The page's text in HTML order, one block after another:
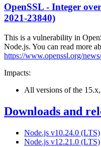
OpenSSL - Integer
2021-23840)
This is a vulnerability in
Node.js. You can read more
https://www.openssl.org/
Impacts:
All versions of the
Downloads and
Node.js v10.24.0 (LTS)
Node.js v12.21.0 (LTS)